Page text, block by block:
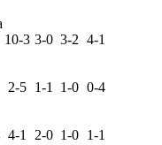
10-3 3-0 3-2 4-1
2-5 1-1 1-0 0-4
4-1 2-0 1-0 1-1